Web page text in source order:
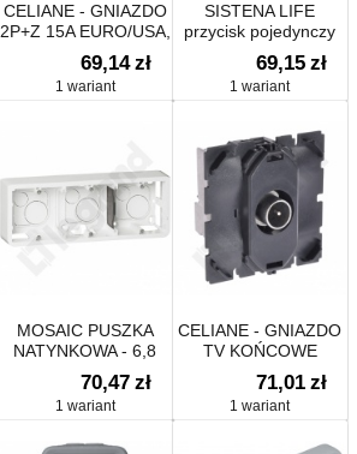
CELIANE - GNIAZDO
2P+Z 15A EURO/USA,
ZACISKI SRUBOWE
69,14 zł
1 wariant
SISTENA LIFE
przycisk pojedynczy
IP44
69,15 zł
1 wariant
MOSAIC PUSZKA
NATYNKOWA - 6,8
LUB 3X2 MODUŁY
POZIOMO 40MM DO
UCHYTU 0802 53
70,47 zł
1 wariant
CELIANE - GNIAZDO
TV KOŃCOWE
71,01 zł
1 wariant